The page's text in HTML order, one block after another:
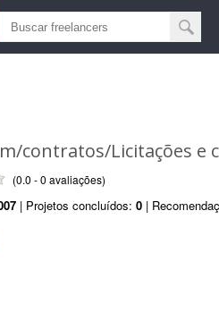
contratos/Licitações e
(0.0 - 0 avaliações)
| Projetos concluídos: 0 |